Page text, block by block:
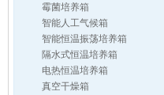
霉菌培养箱
智能人工气候箱
智能恒温振荡培养箱
隔水式恒温培养箱
电热恒温培养箱
真空干燥箱